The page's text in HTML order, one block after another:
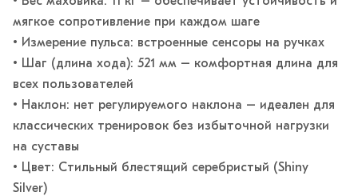
мягкое сопротивление при каждом шаге
• Измерение пульса: встроенные сенсоры на ручках
• Шаг (длина хода): 521 мм – комфортная длина для
всех пользователей
• Наклон: нет регулируемого наклона – идеален для
классических тренировок без избыточной нагрузки
на суставы
• Цвет: Стильный блестящий серебристый (Shiny
Silver)